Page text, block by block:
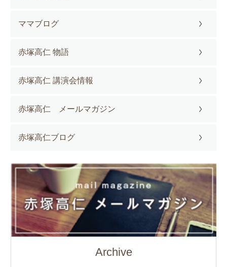
ママブログ
赤塚高仁 物語
赤塚高仁 講演会情報
赤塚高仁 メールマガジン
赤塚高仁ブログ
Archive